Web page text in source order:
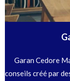
Garan Cedore
conseils créé par